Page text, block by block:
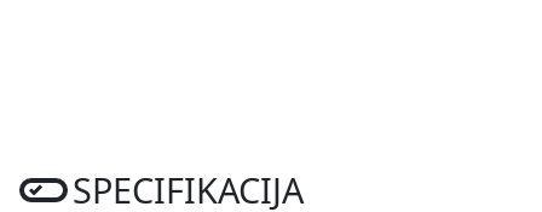
SPECIFIKACIJA